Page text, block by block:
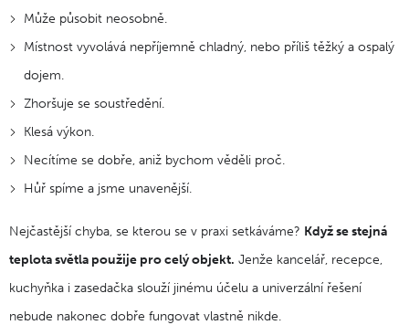
Může působit neosobně.
Místnost vyvolává nepříjemně chladný, nebo příliš těžký a ospalý
dojem.
Zhoršuje se soustředění.
Klesá výkon.
Necítíme se dobře, aniž bychom věděli proč.
Hůř spíme a jsme unavenější.
Nejčastější chyba, se kterou se v praxi setkáváme? Když se stejná
teplota světla použije pro celý objekt. Jenže kancelář, recepce,
kuchyňka i zasedačka slouží jinému účelu a univerzální řešení
nebude nakonec dobře fungovat vlastně nikde.